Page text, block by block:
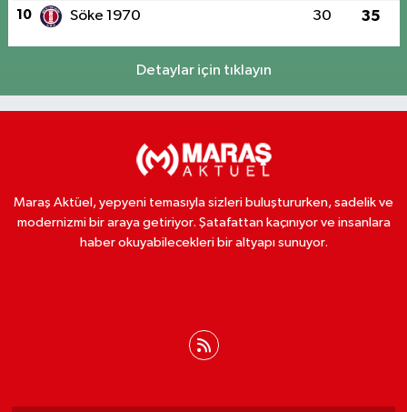
10 Söke 1970 30 35
Detaylar için tıklayın
Maraş Aktüel, yepyeni temasıyla sizleri buluştururken, sadelik ve
modernizmi bir araya getiriyor. Şatafattan kaçınıyor ve insanlara
haber okuyabilecekleri bir altyapı sunuyor.